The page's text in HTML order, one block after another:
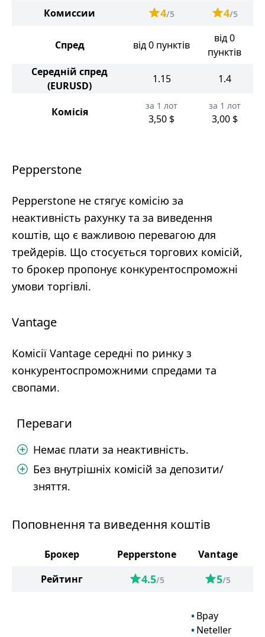
Комиссии
4/5 4/5
Спред від 0 пунктів
від 0
пунктів
Середній спред
(EURUSD)
1.15 1.4
Комісія за 1 лот
3,50 $
за 1 лот
3,00 $
Pepperstone
Pepperstone не стягує комісію за
неактивність рахунку та за виведення
коштів, що є важливою перевагою для
трейдерів. Що стосується торгових комісій,
то брокер пропонує конкурентоспроможні
умови торгівлі.
Vantage
Комісії Vantage середні по ринку з
конкурентоспроможними спредами та
свопами.
Переваги
Немає плати за неактивність.
Без внутрішніх комісій за депозити/
зняття.
Поповнення та виведення коштів
Брокер Pepperstone
Vantage
Рейтинг
4.5/5 5/5
Bpay
Neteller